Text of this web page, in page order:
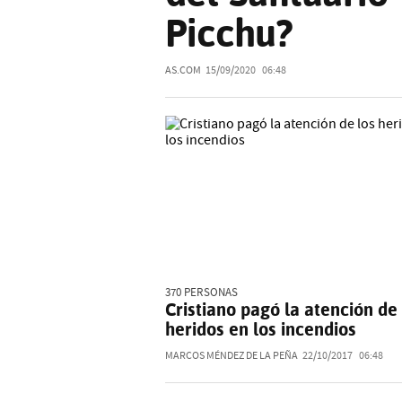
Picchu?
AS.COM 15/09/2020 06:48
370 PERSONAS
Cristiano pagó la atención de
heridos en los incendios
MARCOS MÉNDEZ DE LA PEÑA 22/10/2017 06:48